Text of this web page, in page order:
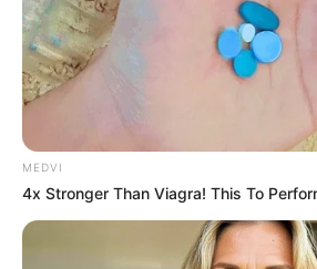
หมอปลาย พรายกระซิบ (ใช้การสัมผั
พ.ศ. 2558 ในต่างประเทศ จะเจอการ
ลับนอกโลก เช่น UFO และมนุษย์ต่า
พ.ศ. 2559 เศรษฐกิจจะดีขึ้น เกิดตึก
MEDVI
4x Stronger Than Viagra! This To